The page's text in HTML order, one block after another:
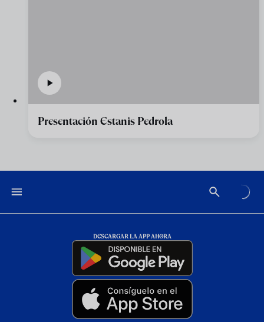
Presentación Estanis Pedrola
DESCARGAR LA APP AHORA